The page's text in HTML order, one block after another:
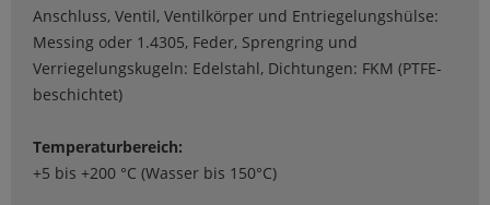
Anschluss, Ventil, Ventilkörper und Entriegelungshülse:
Messing oder 1.4305, Feder, Sprengring und
Verriegelungskugeln: Edelstahl, Dichtungen: FKM (PTFE-
beschichtet)
Temperaturbereich:
+5 bis +200 °C (Wasser bis 150°C)